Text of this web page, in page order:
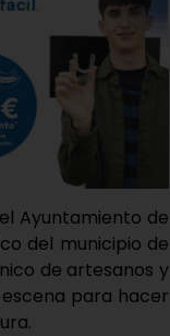
Ayuntamiento de
del municipio de
de artesanos y
para hacer